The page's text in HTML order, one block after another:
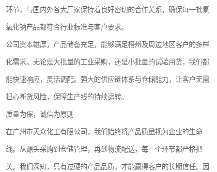
环节，与国内外各大厂家保持着良好密切的合作关系，确保每一批氢
氧化钠产品都符合行业标准与客户要求。
公司资本雄厚，产品储备充足，能够满足梧州及周边地区客户的多样
化需求。无论是大批量的工业采购，还是小批量的试验用货，我们都
能快速响应，灵活调配。强大的供应链体系与仓储能力，让客户无需
担心断货风险，保障生产线的持续运转。
质量为保，诚信为原则
在广州市天众化工有限公司，我们始终将产品质量视为企业的生命
线。从源头采购到仓储管理，再到物流配送，每一个环节都严格把
关。我们深知，只有过硬的产品品质，才能赢得客户的长期信任。因